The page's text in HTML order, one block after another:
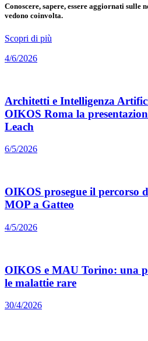
Conoscere, sapere, essere aggiornati sulle
vedono coinvolta.
Scopri di più
4/6/2026
Architetti e Intelligenza
OIKOS Roma la
Leach
6/5/2026
OIKOS prosegue il percorso
MOP a Gatteo
4/5/2026
OIKOS e MAU Torino: una
le malattie rare
30/4/2026